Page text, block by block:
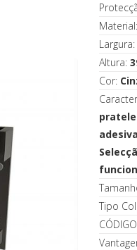
Material:
Largura:
Altura:
Cor:
Tipo